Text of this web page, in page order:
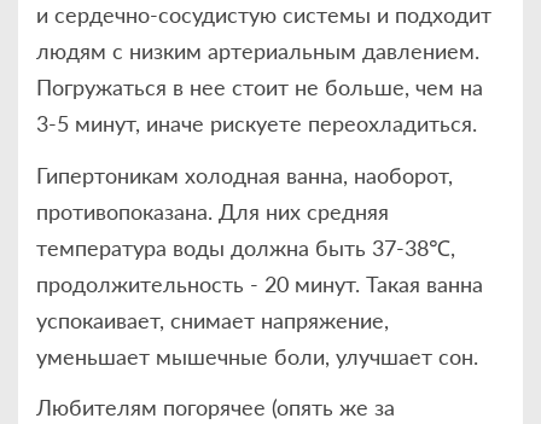
и сердечно-сосудистую системы и подходит
людям с низким артериальным давлением.
Погружаться в нее стоит не больше, чем на
3-5 минут, иначе рискуете переохладиться.
Гипертоникам холодная ванна, наоборот,
противопоказана. Для них средняя
температура воды должна быть 37-38℃,
продолжительность - 20 минут. Такая ванна
успокаивает, снимает напряжение,
уменьшает мышечные боли, улучшает сон.
Любителям погорячее (опять же за